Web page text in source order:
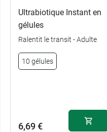
Ultrabiotique Instant en
gélules
Ralentit le transit - Adulte
10 gélules
6,69 €